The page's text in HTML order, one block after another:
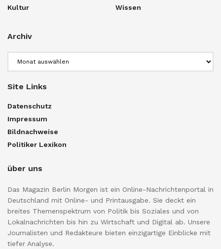
Kultur
Wissen
Archiv
Site Links
Datenschutz
Impressum
Bildnachweise
Politiker Lexikon
über uns
Das Magazin Berlin Morgen ist ein Online-Nachrichtenportal in
Deutschland mit Online- und Printausgabe. Sie deckt ein
breites Themenspektrum von Politik bis Soziales und von
Lokalnachrichten bis hin zu Wirtschaft und Digital ab. Unsere
Journalisten und Redakteure bieten einzigartige Einblicke mit
tiefer Analyse.